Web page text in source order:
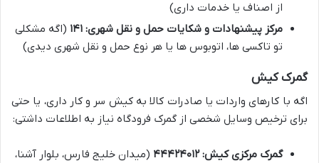
از اصناف یا خدمات داری)
مرکز پیشنهادات و شکایات حمل و نقل شهری: ۱۴۱ (اگه مشکلی
تو تاکسی ها، اتوبوس ها یا هر نوع حمل و نقل شهری دیدی)
گمرک کیش
اگه با کارهای واردات یا صادرات کالا به کیش سر و کار داری، یا حتی
برای ترخیص وسایل شخصی از گمرک فرودگاه نیاز به اطلاعات داشتی:
گمرک مرکزی کیش: ۴۴۴۲۴۰۱۲ (میدان خلیج فارس، بلوار آشنا،